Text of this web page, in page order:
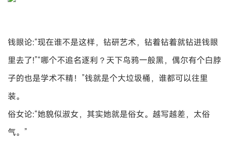
钱眼论:“现在谁不是这样，钻研艺术，钻着钻着就钻进钱眼
里去了!”“哪个不追名逐利？天下鸟鸦一般黑，偶尔有个白脖
子的也是学术不精！”钱就是个大垃圾桶，谁都可以往里
装。
俗女论:“她貌似淑女，其实她就是俗女。越写越差，太俗
气。”